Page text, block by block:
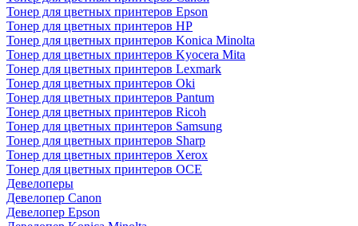
Тонер для цветных принтеров Epson
Тонер для цветных принтеров HP
Тонер для цветных принтеров Konica Minolta
Тонер для цветных принтеров Kyocera Mita
Тонер для цветных принтеров Lexmark
Тонер для цветных принтеров Oki
Тонер для цветных принтеров Pantum
Тонер для цветных принтеров Ricoh
Тонер для цветных принтеров Samsung
Тонер для цветных принтеров Sharp
Тонер для цветных принтеров Xerox
Тонер для цветных принтеров OCE
Девелоперы
Девелопер Canon
Девелопер Epson